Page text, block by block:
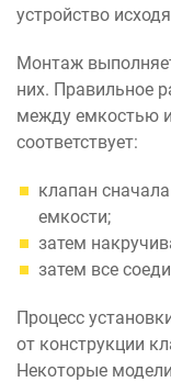
устройство
Монтаж
них. Правильное
между емкостью
соответствует:
клапан
емкости;
затем
затем все
Процесс
от конструкции
Некоторые